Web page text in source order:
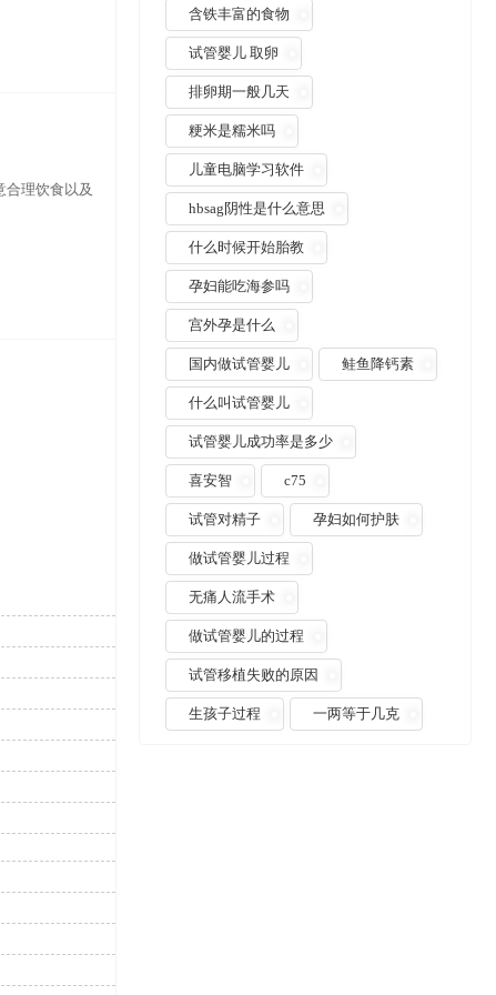
合理饮食以及
含铁丰富的食物
试管婴儿 取卵
排卵期一般几天
粳米是糯米吗
儿童电脑学习软件
hbsag阴性是什么意思
什么时候开始胎教
孕妇能吃海参吗
宫外孕是什么
国内做试管婴儿 鲑鱼降钙素
什么叫试管婴儿
试管婴儿成功率是多少
喜安智 c75
试管对精子 孕妇如何护肤
做试管婴儿过程
无痛人流手术
做试管婴儿的过程
试管移植失败的原因
生孩子过程 一两等于几克